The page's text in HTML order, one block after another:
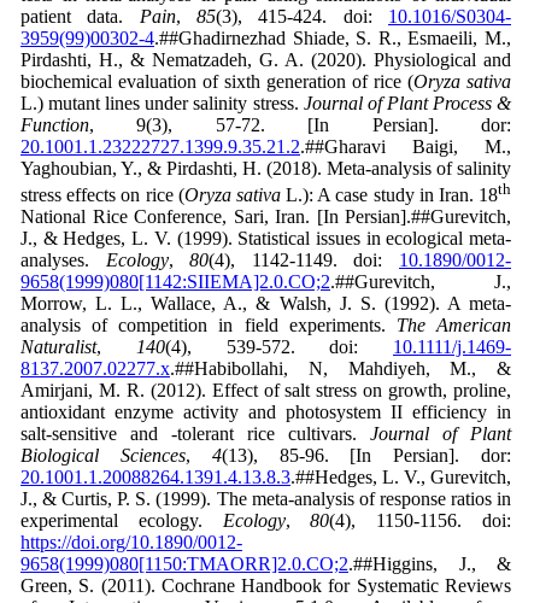
patient data. Pain,85(3), 415-424. doi: 10.1016/S0304-
3959(99)00302-4.##Ghadirnezhad Shiade, S. R., Esmaeili, M.,
Pirdashti, H., & Nematzadeh, G. A. (2020). Physiological and
biochemical evaluation of sixth generation of rice (Oryza sativa
L.) mutant lines under salinity stress. Journal of Plant Process &
Function, 9(3), 57-72. [In Persian]. dor:
20.1001.1.23222727.1399.9.35.21.2.##Gharavi Baigi, M.,
Yaghoubian, Y., & Pirdashti, H. (2018). Meta-analysis of salinity
stress effects on rice (Oryza sativaL.): A case study in Iran. 18th
National Rice Conference, Sari, Iran. [In Persian].##Gurevitch,
J., & Hedges, L. V. (1999). Statistical issues in ecological meta-
analyses. Ecology,80(4), 1142-1149. doi: 10.1890/0012-
9658(1999)080[1142:SIIEMA]2.0.CO;2.##Gurevitch, J.,
Morrow, L. L., Wallace, A., & Walsh, J. S. (1992). A meta-
analysis of competition in field experiments. The American
Naturalist, 140(4), 539-572. doi: 10.1111/j.1469-
8137.2007.02277.x.##Habibollahi, N, Mahdiyeh, M., &
Amirjani, M. R. (2012). Effect of salt stress on growth, proline,
antioxidant enzyme activity and photosystem II efficiency in
salt-sensitive and -tolerant rice cultivars. Journal of Plant
Biological Sciences, 4(13), 85-96. [In Persian]. dor:
20.1001.1.20088264.1391.4.13.8.3.##Hedges, L. V., Gurevitch,
J., & Curtis, P. S. (1999). The meta-analysis of response ratios in
experimental ecology. Ecology,80(4), 1150-1156. doi:
https://doi.org/10.1890/0012-
9658(1999)080[1150:TMAORR]2.0.CO;2.##Higgins, J., &
Green, S. (2011). Cochrane Handbook for Systematic Reviews